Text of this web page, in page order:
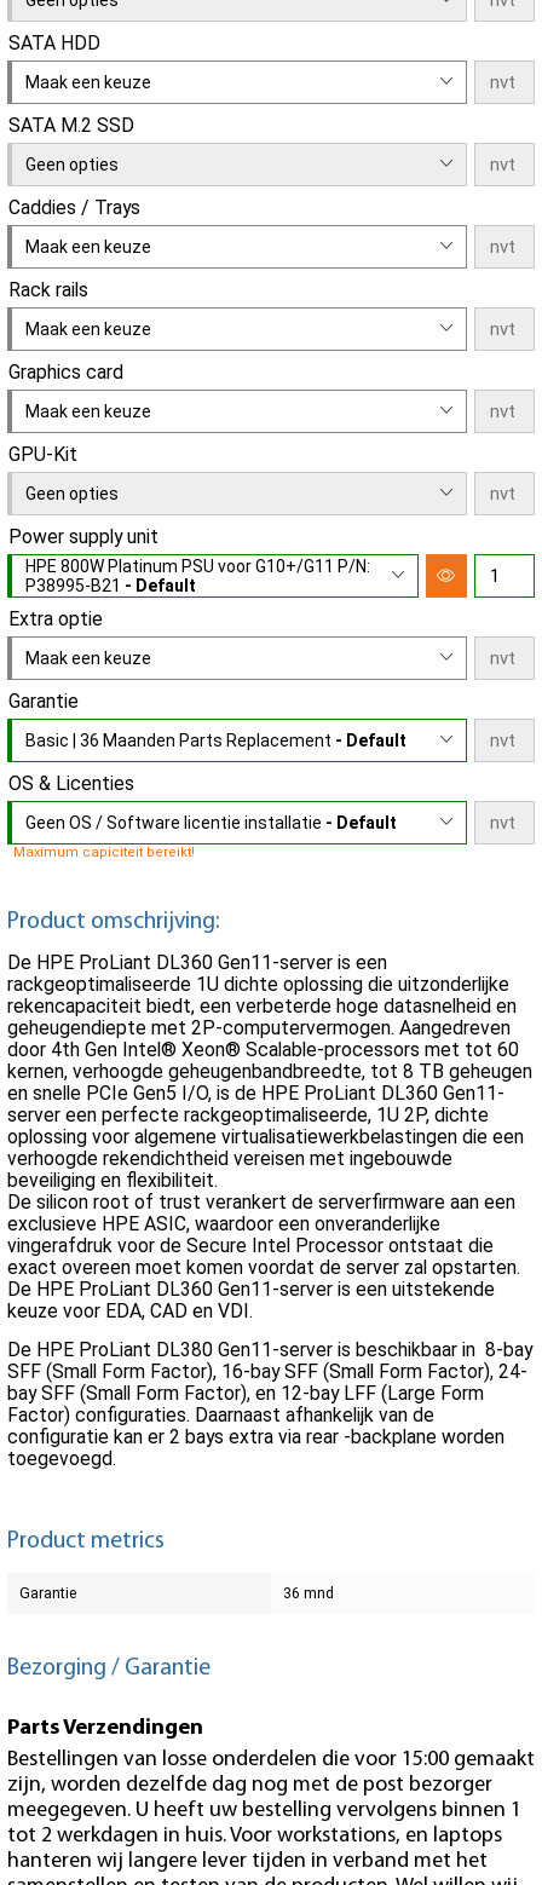
SATA HDD
Maak een keuze
SATA M.2 SSD
Geen opties
Caddies / Trays
Maak een keuze
Rack rails
Maak een keuze
Graphics card
Maak een keuze
GPU-Kit
Geen opties
Power supply unit
HPE 800W Platinum PSU voor G10+/G11 P/N:
P38995-B21 - Default
Extra optie
Maak een keuze
Garantie
Basic | 36 Maanden Parts Replacement - Default
OS & Licenties
Geen OS / Software licentie installatie - Default
Maximum capiciteit bereikt!
Product omschrijving:
De HPE ProLiant DL360 Gen11-server is een
rackgeoptimaliseerde 1U dichte oplossing die uitzonderlijke
rekencapaciteit biedt, een verbeterde hoge datasnelheid en
geheugendiepte met 2P-computervermogen. Aangedreven
door 4th Gen Intel® Xeon® Scalable-processors met tot 60
kernen, verhoogde geheugenbandbreedte, tot 8 TB geheugen
en snelle PCIe Gen5 I/O, is de HPE ProLiant DL360 Gen11-
server een perfecte rackgeoptimaliseerde, 1U 2P, dichte
oplossing voor algemene virtualisatiewerkbelastingen die een
verhoogde rekendichtheid vereisen met ingebouwde
beveiliging en flexibiliteit.
De silicon root of trust verankert de serverfirmware aan een
exclusieve HPE ASIC, waardoor een onveranderlijke
vingerafdruk voor de Secure Intel Processor ontstaat die
exact overeen moet komen voordat de server zal opstarten.
De HPE ProLiant DL360 Gen11-server is een uitstekende
keuze voor EDA, CAD en VDI.
De HPE ProLiant DL380 Gen11-server is beschikbaar in 8-bay
SFF (Small Form Factor), 16-bay SFF (Small Form Factor), 24-
bay SFF (Small Form Factor), en 12-bay LFF (Large Form
Factor) configuraties. Daarnaast afhankelijk van de
configuratie kan er 2 bays extra via rear -backplane worden
toegevoegd.
Product metrics
Garantie 36 mnd
Bezorging / Garantie
Parts Verzendingen
Bestellingen van losse onderdelen die voor 15:00 gemaakt
zijn, worden dezelfde dag nog met de post bezorger
meegegeven. U heeft uw bestelling vervolgens binnen 1
tot 2 werkdagen in huis. Voor workstations, en laptops
hanteren wij langere lever tijden in verband met het